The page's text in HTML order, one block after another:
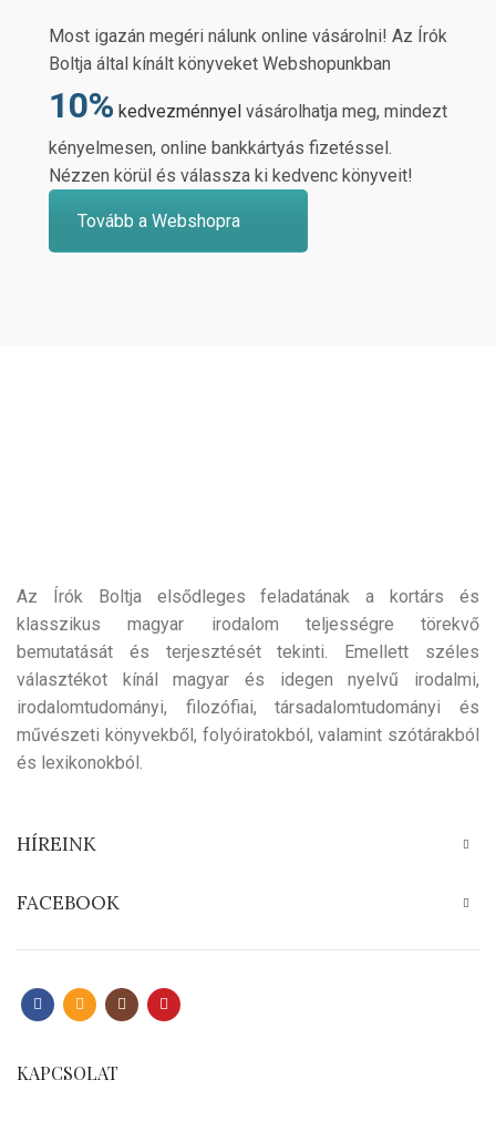
Most igazán megéri nálunk online vásárolni! Az Írók
Boltja által kínált könyveket Webshopunkban
10% kedvezménnyel vásárolhatja meg, mindezt
kényelmesen, online bankkártyás fizetéssel.
Nézzen körül és válassza ki kedvenc könyveit!
Tovább a Webshopra
Az Írók Boltja elsődleges feladatának a kortárs és
klasszikus magyar irodalom teljességre törekvő
bemutatását és terjesztését tekinti. Emellett széles
választékot kínál magyar és idegen nyelvű irodalmi,
irodalomtudományi, filozófiai, társadalomtudományi és
művészeti könyvekből, folyóiratokból, valamint szótárakból
és lexikonokból.
HÍREINK
FACEBOOK
KAPCSOLAT